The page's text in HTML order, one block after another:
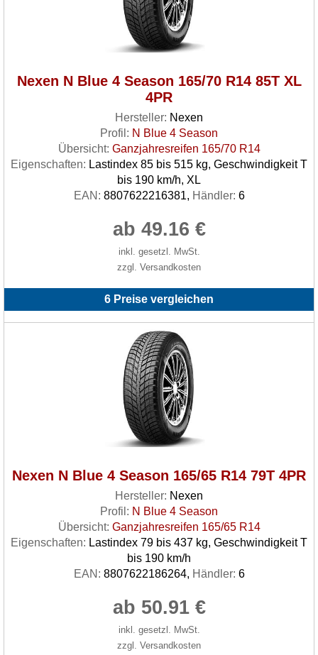
Nexen N Blue 4 Season 165/70 R14 85T XL
4PR
Hersteller: Nexen
Profil: N Blue 4 Season
Übersicht: Ganzjahresreifen 165/70 R14
Eigenschaften: Lastindex 85 bis 515 kg, Geschwindigkeit T
bis 190 km/h, XL
EAN: 8807622216381, Händler: 6
ab 49.16 €
inkl. gesetzl. MwSt.
zzgl. Versandkosten
6 Preise vergleichen
Nexen N Blue 4 Season 165/65 R14 79T 4PR
Hersteller: Nexen
Profil: N Blue 4 Season
Übersicht: Ganzjahresreifen 165/65 R14
Eigenschaften: Lastindex 79 bis 437 kg, Geschwindigkeit T
bis 190 km/h
EAN: 8807622186264, Händler: 6
ab 50.91 €
inkl. gesetzl. MwSt.
zzgl. Versandkosten